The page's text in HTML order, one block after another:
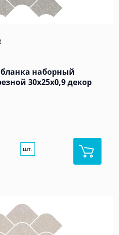
наборный
30x25x0,9 декор
шт.